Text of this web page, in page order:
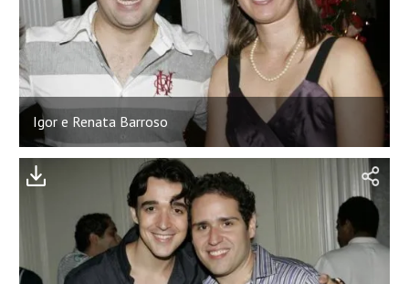
Igor e Renata Barroso